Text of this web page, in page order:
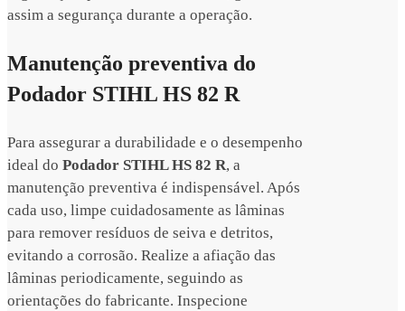
assim a segurança durante a operação.
Manutenção preventiva do
Podador STIHL HS 82 R
Para assegurar a durabilidade e o desempenho
ideal do Podador STIHL HS 82 R, a
manutenção preventiva é indispensável. Após
cada uso, limpe cuidadosamente as lâminas
para remover resíduos de seiva e detritos,
evitando a corrosão. Realize a afiação das
lâminas periodicamente, seguindo as
orientações do fabricante. Inspecione